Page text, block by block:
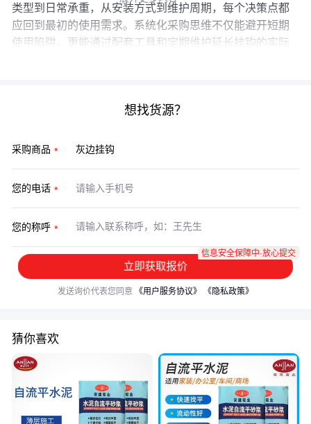
类型到日常承重，从安装方式到维护周期，每个决策点都
应回到最初的使用需求。系统化采购思维不仅能避开短期
使用陷阱，更能通过配套工具和定期维护延长挂钩的实际
想找货源？
采购商品
您的电话
您的称呼
立即获取报价
信息安全保障中·放心提交
发送询价代表您同意 《用户服务协议》 《隐私政策》
猜你喜欢